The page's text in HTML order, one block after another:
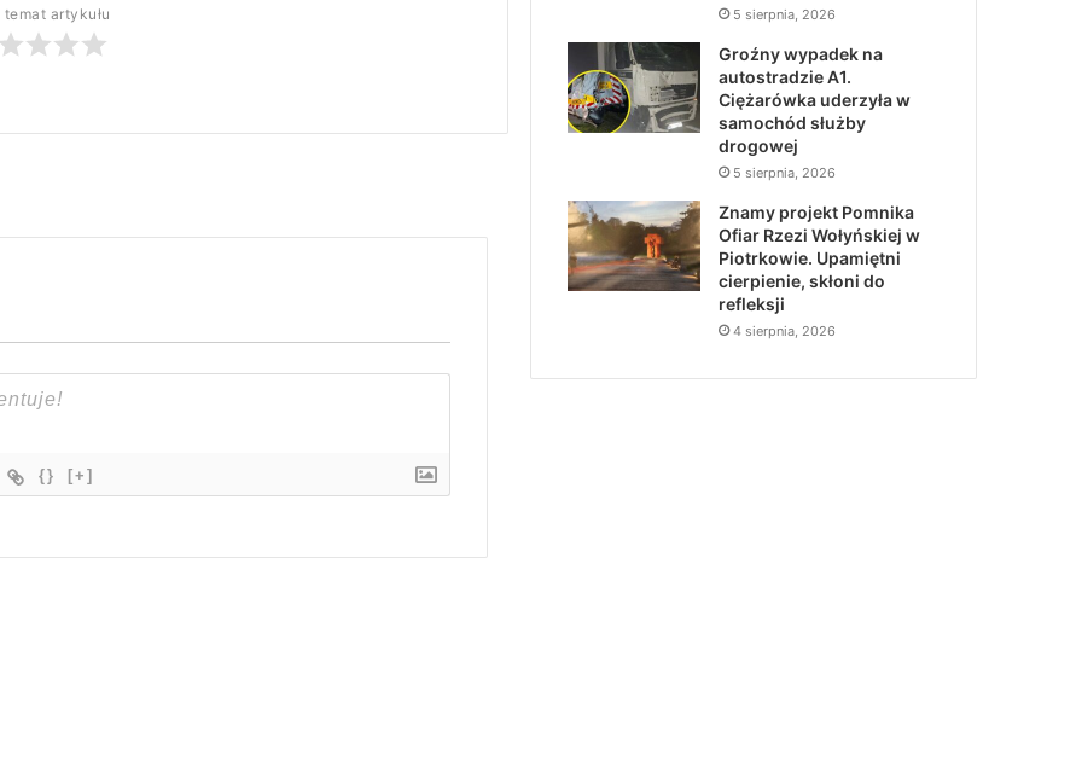
temat artykułu
{} [+]
5 sierpnia, 2026
Groźny wypadek na
autostradzie A1.
Ciężarówka uderzyła w
samochód służby
drogowej
5 sierpnia, 2026
Znamy projekt Pomnika
Ofiar Rzezi Wołyńskiej w
Piotrkowie. Upamiętni
cierpienie, skłoni do
refleksji
4 sierpnia, 2026